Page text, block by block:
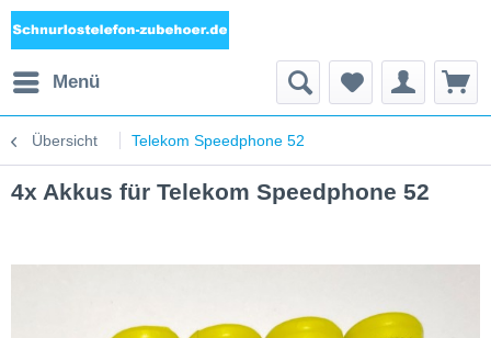
Menü
Übersicht Telekom Speedphone 52
4x Akkus für Telekom Speedphone 52